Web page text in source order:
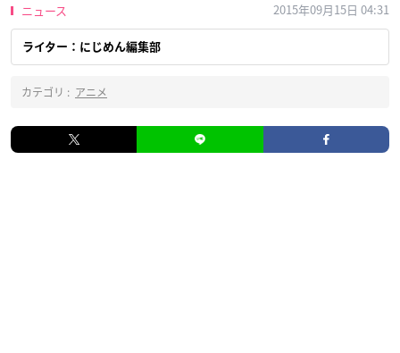
ニュース 2015年09月15日 04:31
ライター：にじめん編集部
カテゴリ : アニメ